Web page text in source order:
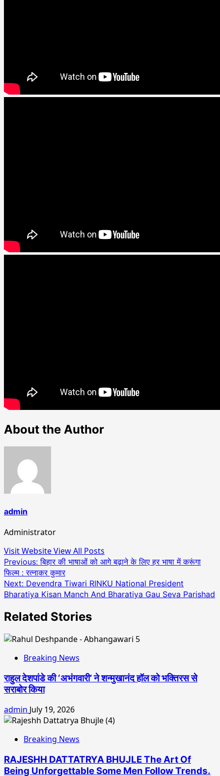
About the Author
admin
Administrator
Visit WebsiteView All Posts
Post
navigation
Previous:बिहार की भाषाओं को आगे बढ़ाने के लिए हर भाषा में करूंगा
फिल्म : रत्नाकर कुमार
Next: Devendra Tiwari RINKU National President
Bharatiya Kisan Manch And Bharatiya Gau Seva Parishad
Related Stories
Breaking News
राहुल देशपांडे की ‘अभंगवारी’ ने शन्मुखानंद हॉल को भक्तिरस से
सराबोर किया
admin July 19, 2026
Breaking News
RAJESHH DATTATRYA BHUJLE The Art Of
Being Unforgettable Some Men Follow Trends.